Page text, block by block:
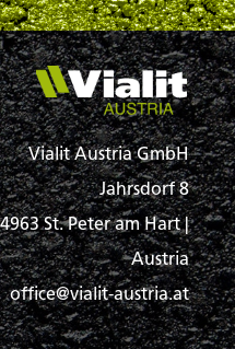
Vialit Austria GmbH
Jahrsdorf 8
St. Peter am Hart |
Austria
office@vialit-austria.at